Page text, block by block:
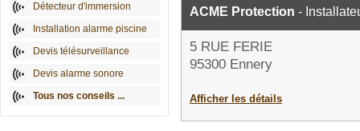
Détecteur d'immersion
Installation alarme piscine
Devis télésurveillance
Devis alarme sonore
Tous nos conseils ...
ACME Protection -
5 RUE FERIE
95300 Ennery
Afficher les détails